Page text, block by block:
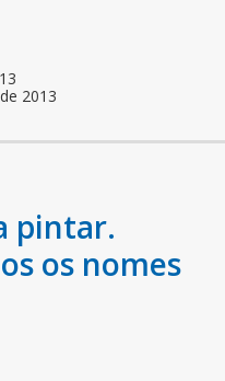
2013
pintar.
os nomes